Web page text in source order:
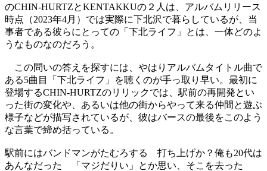
のCHIN-HURTZとKENTAKKUの２人は、アルバムリリース
時点（2023年4月）では実際に下北沢で暮らしているが、当
事者である彼らにとっての「下北ライフ」とは、一体どのよ
うなものなのだろう。
この問いの答えを探すには、やはりアルバムタイトル曲で
ある5曲目「下北ライフ」を聴くのが手っ取り早い。最初に
登場するCHIN-HURTZのリリックでは、駅前の再開発とい
った街の変化や、あるいは他の街からやって来る仲間と遊ぶ
様子などが描写されているが、彼はバースの最後をこのよう
な言葉で締め括っている。
駅前にはバンドマンがたむろする 打ち上げか？俺も20代は
あんなだった 「マジだりい」とか思い、そこを去った